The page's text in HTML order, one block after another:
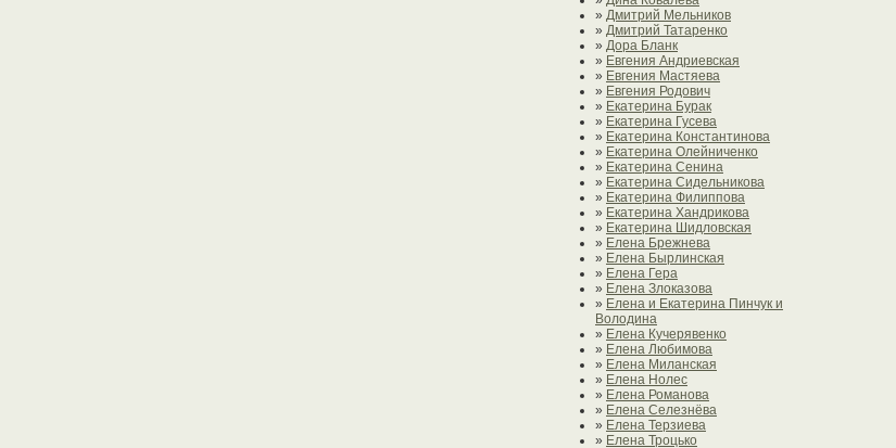
» Дмитрий Мельников
» Дмитрий Татаренко
» Дора Бланк
» Евгения Андриевская
» Евгения Мастяева
» Евгения Родович
» Екатерина Бурак
» Екатерина Гусева
» Екатерина Константинова
» Екатерина Олейниченко
» Екатерина Сенина
» Екатерина Сидельникова
» Екатерина Филиппова
» Екатерина Хандрикова
» Екатерина Шидловская
» Елена Брежнева
» Елена Бырлинская
» Елена Гера
» Елена Злоказова
» Елена и Екатерина Пинчук и
Володина
» Елена Кучерявенко
» Елена Любимова
» Елена Миланская
» Елена Нолес
» Елена Романова
» Елена Селезнёва
» Елена Терзиева
» Елена Троцько